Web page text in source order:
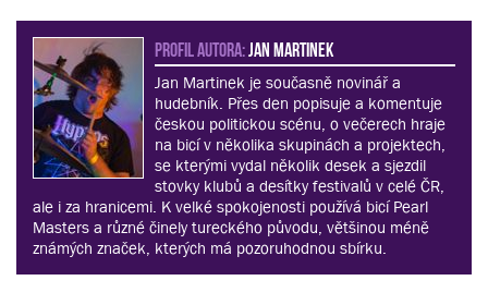
PROFIL AUTORA: Jan Martinek
Jan Martinek je současně novinář a
hudebník. Přes den popisuje a komentuje
českou politickou scénu, o večerech hraje
na bicí v několika skupinách a projektech,
se kterými vydal několik desek a sjezdil
stovky klubů a desítky festivalů v celé ČR,
ale i za hranicemi. K velké spokojenosti používá bicí Pearl
Masters a různé činely tureckého původu, většinou méně
známých značek, kterých má pozoruhodnou sbírku.